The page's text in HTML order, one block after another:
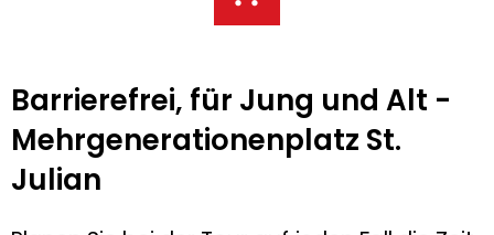
Barrierefrei, für Jung und Alt -
Mehrgenerationenplatz St.
Julian